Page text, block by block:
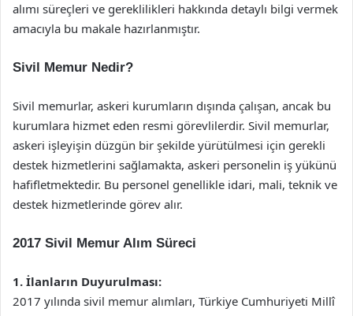
alımı süreçleri ve gereklilikleri hakkında detaylı bilgi vermek
amacıyla bu makale hazırlanmıştır.
Sivil Memur Nedir?
Sivil memurlar, askeri kurumların dışında çalışan, ancak bu
kurumlara hizmet eden resmi görevlilerdir. Sivil memurlar,
askeri işleyişin düzgün bir şekilde yürütülmesi için gerekli
destek hizmetlerini sağlamakta, askeri personelin iş yükünü
hafifletmektedir. Bu personel genellikle idari, mali, teknik ve
destek hizmetlerinde görev alır.
2017 Sivil Memur Alım Süreci
1. İlanların Duyurulması:
2017 yılında sivil memur alımları, Türkiye Cumhuriyeti Millî